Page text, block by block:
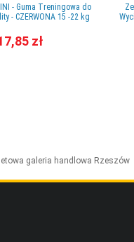
- Guma Treningowa do
- CZERWONA 15 -22 kg
zł
galeria handlowa Rzeszów